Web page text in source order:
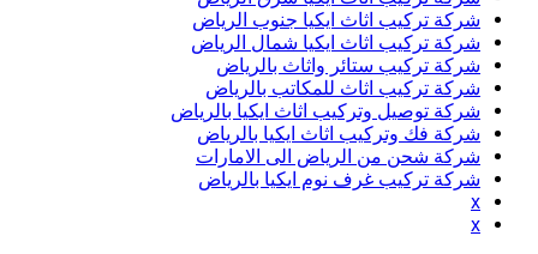
شركة تركيب اثاث ايكيا جنوب الرياض
شركة تركيب اثاث ايكيا شمال الرياض
شركة تركيب ستائر واثاث بالرياض
شركة تركيب اثاث للمكاتب بالرياض
شركة توصيل وتركيب اثاث ايكيا بالرياض
شركة فك وتركيب اثاث ايكيا بالرياض
شركة شحن من الرياض الى الامارات
شركة تركيب غرف نوم ايكيا بالرياض
x
x